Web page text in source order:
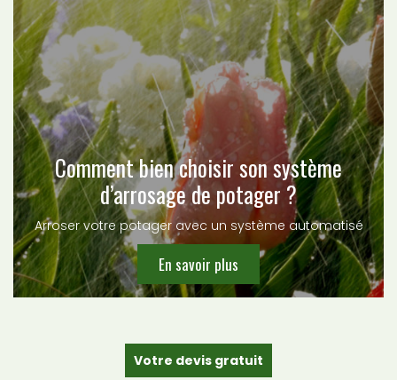
Comment bien choisir son système
d’arrosage de potager ?
Arroser votre potager avec un système automatisé
En savoir plus
Votre devis gratuit